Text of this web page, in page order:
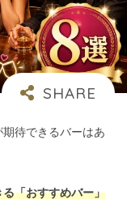
待できるバーはあ
「おすすめバー」